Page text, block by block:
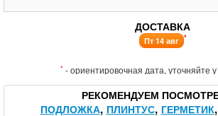
ДОСТАВКА
Пт 14 авг *
* - ориентировочная дата, уточняйте
РЕКОМЕНДУЕМ
ПОДЛОЖКА ПЛИНТУС ГЕРМЕТИК